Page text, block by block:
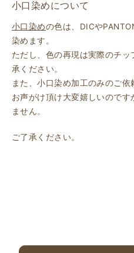
小口染めについて
小口染めの色は、DICや
染めます。
ただし、色の再現は実際のチ
承ください。
また、小口染め加工のみのご依
お声がけ頂け大変嬉しいので
ません。
ご了承ください。